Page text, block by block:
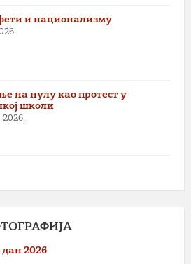
и национализму
на нулу као протест у
школи
2026.
2026